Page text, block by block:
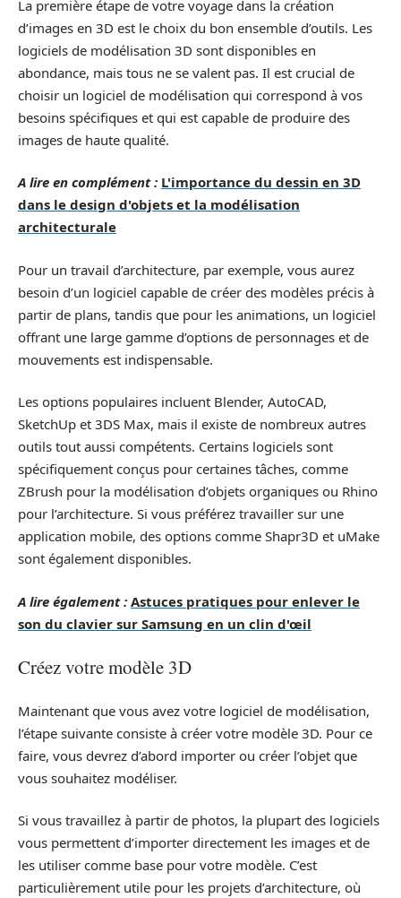
La première étape de votre voyage dans la création
d’images en 3D est le choix du bon ensemble d’outils. Les
logiciels de modélisation 3D sont disponibles en
abondance, mais tous ne se valent pas. Il est crucial de
choisir un logiciel de modélisation qui correspond à vos
besoins spécifiques et qui est capable de produire des
images de haute qualité.
A lire en complément : L'importance du dessin en 3D
dans le design d'objets et la modélisation
architecturale
Pour un travail d’architecture, par exemple, vous aurez
besoin d’un logiciel capable de créer des modèles précis à
partir de plans, tandis que pour les animations, un logiciel
offrant une large gamme d’options de personnages et de
mouvements est indispensable.
Les options populaires incluent Blender, AutoCAD,
SketchUp et 3DS Max, mais il existe de nombreux autres
outils tout aussi compétents. Certains logiciels sont
spécifiquement conçus pour certaines tâches, comme
ZBrush pour la modélisation d’objets organiques ou Rhino
pour l’architecture. Si vous préférez travailler sur une
application mobile, des options comme Shapr3D et uMake
sont également disponibles.
A lire également : Astuces pratiques pour enlever le
son du clavier sur Samsung en un clin d'œil
Créez votre modèle 3D
Maintenant que vous avez votre logiciel de modélisation,
l’étape suivante consiste à créer votre modèle 3D. Pour ce
faire, vous devrez d’abord importer ou créer l’objet que
vous souhaitez modéliser.
Si vous travaillez à partir de photos, la plupart des logiciels
vous permettent d’importer directement les images et de
les utiliser comme base pour votre modèle. C’est
particulièrement utile pour les projets d’architecture, où